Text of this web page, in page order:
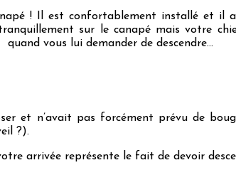
! Il est confortablement installé et il a
sur le canapé mais votre
quand vous lui demander de descendre…
et n’avait pas forcément prévu de
?).
arrivée représente le fait de devoir